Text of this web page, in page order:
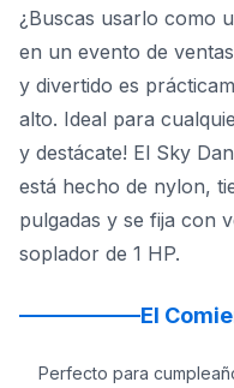
¿Buscas usarlo como
en un evento de
y divertido es
alto. Ideal para
y destácate! El Sky
está hecho de nylon,
pulgadas y se fija con
soplador de 1 HP.
El
Perfecto para